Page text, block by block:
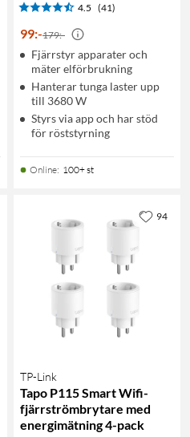
4.5 (41)
99:-179:-
Fjärrstyr apparater och
mäter elförbrukning
Hanterar tunga laster upp
till 3680 W
Styrs via app och har stöd
för röststyrning
Online: 100+ st
TP-Link
Tapo P115 Smart Wifi-
fjärrströmbrytare med
energimätning 4-pack
94